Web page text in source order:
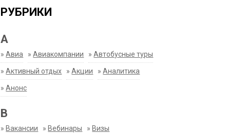
РУБРИКИ
А
»Авиа »Авиакомпании »Автобусные туры
»Активный отдых »Акции »Аналитика
»Анонс
В
» Вакансии » Вебинары » Визы